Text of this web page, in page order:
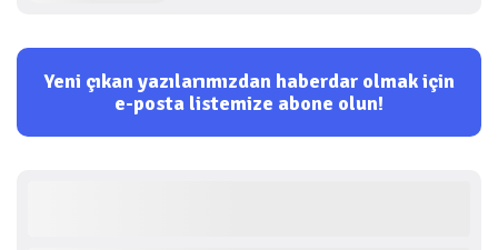
Yeni çıkan yazılarımızdan haberdar olmak için
e-posta listemize abone olun!